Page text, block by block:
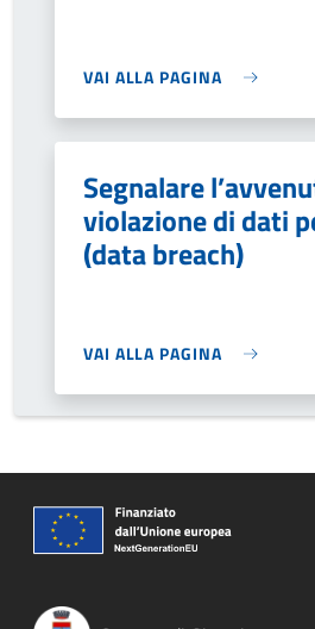
VAI ALLA PAGINA
Segnalare
violazione di dati
(data breach)
VAI ALLA PAGINA